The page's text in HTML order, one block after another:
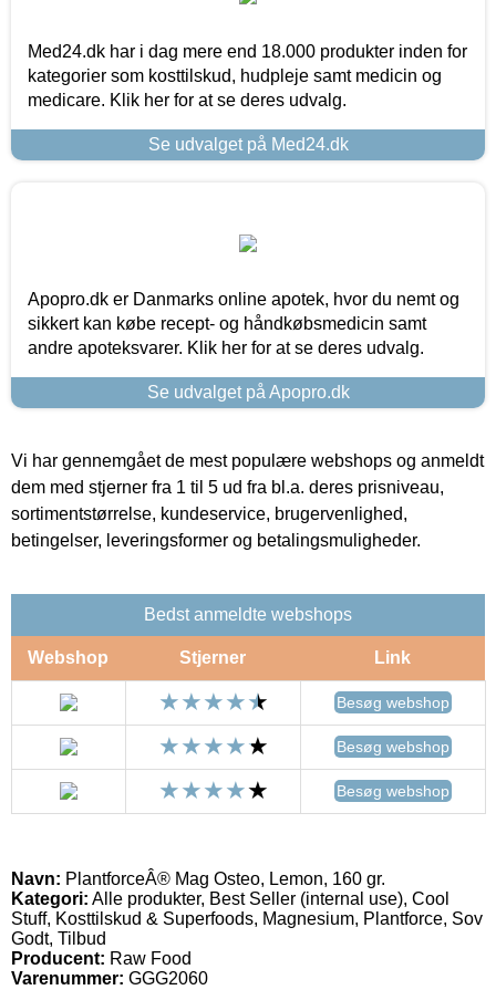
Med24.dk har i dag mere end 18.000 produkter inden for
kategorier som kosttilskud, hudpleje samt medicin og
medicare. Klik her for at se deres udvalg.
Se udvalget på Med24.dk
Apopro.dk er Danmarks online apotek, hvor du nemt og
sikkert kan købe recept- og håndkøbsmedicin samt
andre apoteksvarer. Klik her for at se deres udvalg.
Se udvalget på Apopro.dk
Vi har gennemgået de mest populære webshops og anmeldt
dem med stjerner fra 1 til 5 ud fra bl.a. deres prisniveau,
sortimentstørrelse, kundeservice, brugervenlighed,
betingelser, leveringsformer og betalingsmuligheder.
Bedst anmeldte webshops
Webshop Stjerner Link
Besøg webshop
Besøg webshop
Besøg webshop
Navn: PlantforceÂ® Mag Osteo, Lemon, 160 gr.
Kategori: Alle produkter, Best Seller (internal use), Cool
Stuff, Kosttilskud & Superfoods, Magnesium, Plantforce, Sov
Godt, Tilbud
Producent: Raw Food
Varenummer: GGG2060